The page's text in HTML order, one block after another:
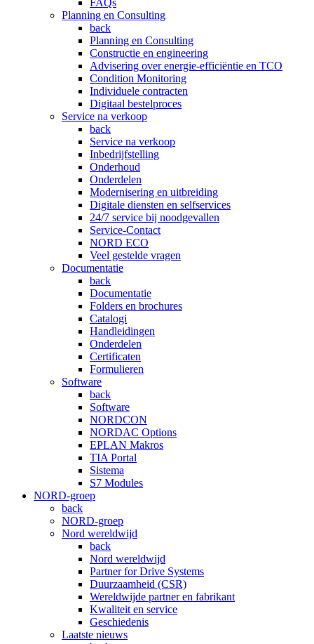
FAQs
Planning en Consulting
back
Planning en Consulting
Constructie en engineering
Advisering over energie-efficiëntie en TCO
Condition Monitoring
Individuele contracten
Digitaal bestelproces
Service na verkoop
back
Service na verkoop
Inbedrijfstelling
Onderhoud
Onderdelen
Modernisering en uitbreiding
Digitale diensten en selfservices
24/7 service bij noodgevallen
Service-Contact
NORD ECO
Veel gestelde vragen
Documentatie
back
Documentatie
Folders en brochures
Catalogi
Handleidingen
Onderdelen
Certificaten
Formulieren
Software
back
Software
NORDCON
NORDAC Options
EPLAN Makros
TIA Portal
Sistema
S7 Modules
NORD-groep
back
NORD-groep
Nord wereldwijd
back
Nord wereldwijd
Partner for Drive Systems
Duurzaamheid (CSR)
Wereldwijde partner en fabrikant
Kwaliteit en service
Geschiedenis
Laatste nieuws